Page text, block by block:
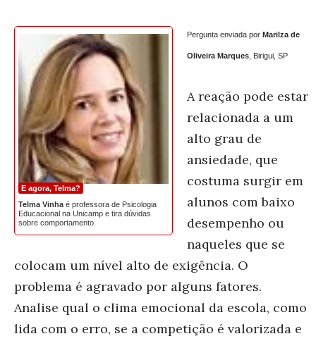
E agora, Telma?
Telma Vinha é professora de Psicologia
Educacional na Unicamp e tira dúvidas
sobre comportamento.
Pergunta enviada por Marilza de
Oliveira Marques , Birigui, SP
A reação pode estar
relacionada a um
alto grau de
ansiedade, que
costuma surgir em
alunos com baixo
desempenho ou
naqueles que se
colocam um nível alto de exigência. O
problema é agravado por alguns fatores.
Analise qual o clima emocional da escola, como
lida com o erro, se a competição é valorizada e